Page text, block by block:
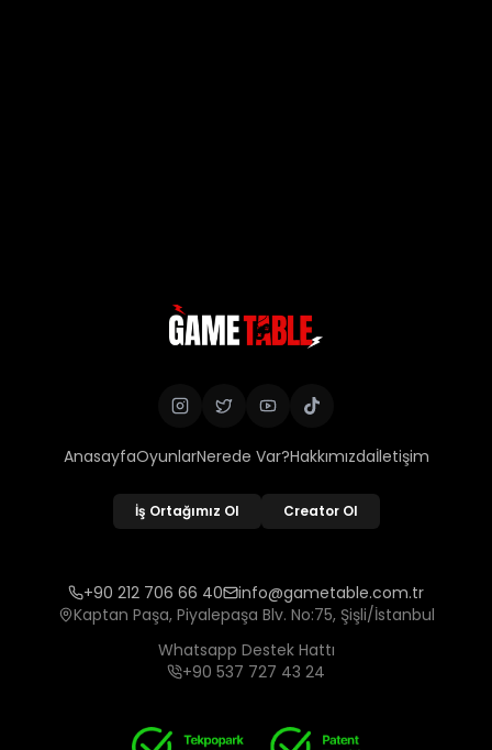
AnasayfaOyunlarNerede Var?Hakkımızdaİletişim
İş Ortağımız Ol Creator Ol
+90 212 706 66 40
info@gametable.com.tr
Kaptan Paşa, Piyalepaşa Blv. No:75, Şişli/İstanbul
Whatsapp Destek Hattı
+90 537 727 43 24